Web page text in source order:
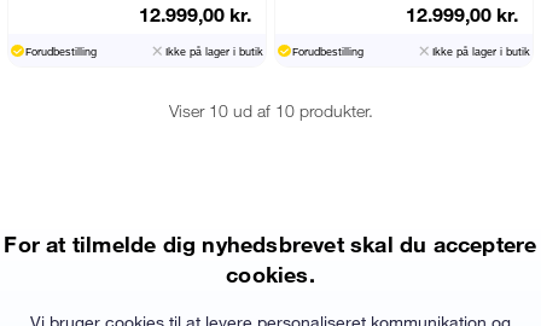
12.999,00 kr.
Forudbestilling Ikke på lager i butik
12.999,00 kr.
Forudbestilling Ikke på lager i butik
Viser 10 ud af 10 produkter.
For at tilmelde dig nyhedsbrevet skal du acceptere
cookies.